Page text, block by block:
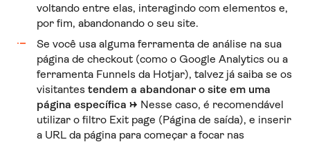
voltando entre elas, interagindo com elementos e,
por fim, abandonando o seu site.
Se você usa alguma ferramenta de análise na sua
página de checkout (como o Google Analytics ou a
ferramenta Funnels da Hotjar), talvez já saiba se os
visitantes tendem a abandonar o site em uma
página específica → Nesse caso, é recomendável
utilizar o filtro Exit page (Página de saída), e inserir
a URL da página para começar a focar nas